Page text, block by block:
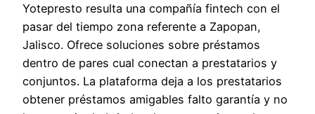
Yotepresto resulta una compañía fintech con el
pasar del tiempo zona referente a Zapopan,
Jalisco. Ofrece soluciones sobre préstamos
dentro de pares cual conectan a prestatarios y
conjuntos. La plataforma deja a los prestatarios
obtener préstamos amigables falto garantía y no